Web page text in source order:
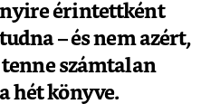
érintettként
– és nem azért,
számtalan
hét könyve.